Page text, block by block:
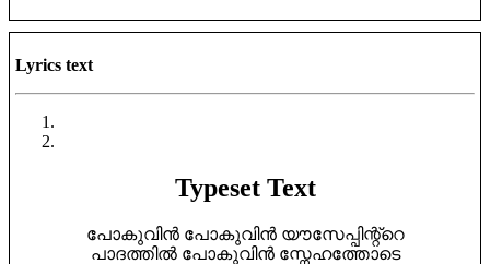
Lyrics text
Typeset Text
പോകുവിൻ പോകുവിൻ യൗസേപ്പിന്റ്റെ
പാദത്തിൽ പോകുവിൻ സ്നേഹത്തോടെ